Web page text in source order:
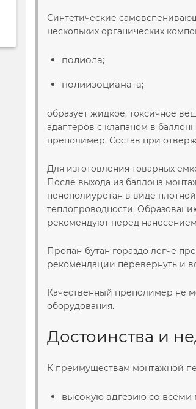
Синтетические
нескольких органических
полиола;
полиизоцианата;
образует жидкое, токсичное
адаптеров с клапаном в
преполимер. Состав при
Для изготовления товарных
После выхода из баллона
пенополиуретан в виде
теплопроводности.
рекомендуют перед
Пропан-бутан гораздо легче
рекомендации перевернуть и
Качественный преполимер не
оборудования.
Достоинства и
К преимуществам монтажной
высокую адгезию со всеми